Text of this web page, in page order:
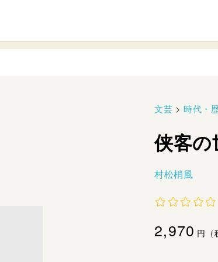
文芸 >時代・
侠客
村松梢風
通
2,970円（